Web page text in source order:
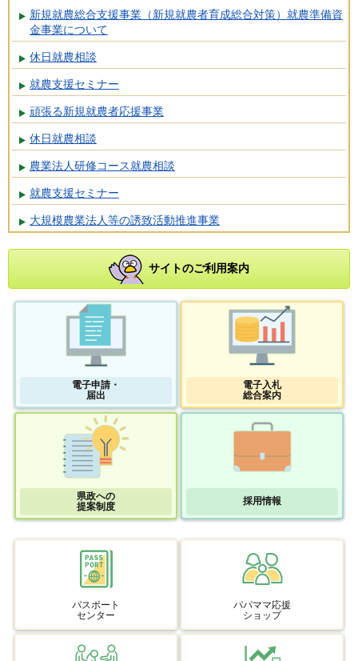
新規就農総合支援事業（新規就農者育成総合対策）就農準備資
金事業について
休日就農相談
就農支援セミナー
頑張る新規就農者応援事業
休日就農相談
農業法人研修コース就農相談
就農支援セミナー
大規模農業法人等の誘致活動推進事業
サイトのご利用案内
電子申請・
届出
電子入札
総合案内
県政への
提案制度
採用情報
パスポート
センター
パパママ応援
ショップ